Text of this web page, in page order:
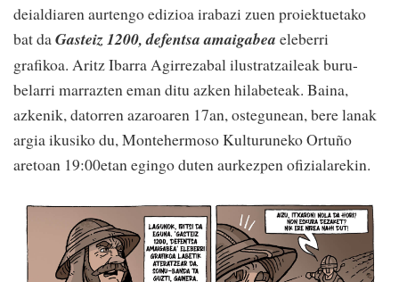
deialdiaren aurtengo edizioa irabazi zuen proiektuetako
bat daGasteiz 1200, defentsa amaigabea eleberri
grafikoa. Aritz Ibarra Agirrezabal ilustratzaileak buru-
belarri marrazten eman ditu azken hilabeteak. Baina,
azkenik, datorren azaroaren 17an, ostegunean, bere lanak
argia ikusiko du, Montehermoso Kulturuneko Ortuño
aretoan 19:00etan egingo duten aurkezpen ofizialarekin.